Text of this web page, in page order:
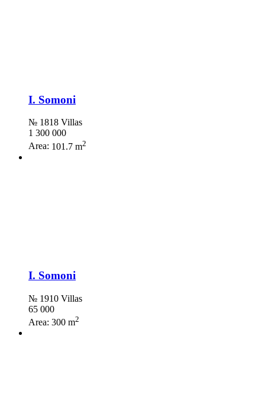
I. Somoni
№ 1818 Villas
1 300 000
Area: 101.7 m2
I. Somoni
№ 1910 Villas
65 000
Area: 300 m2